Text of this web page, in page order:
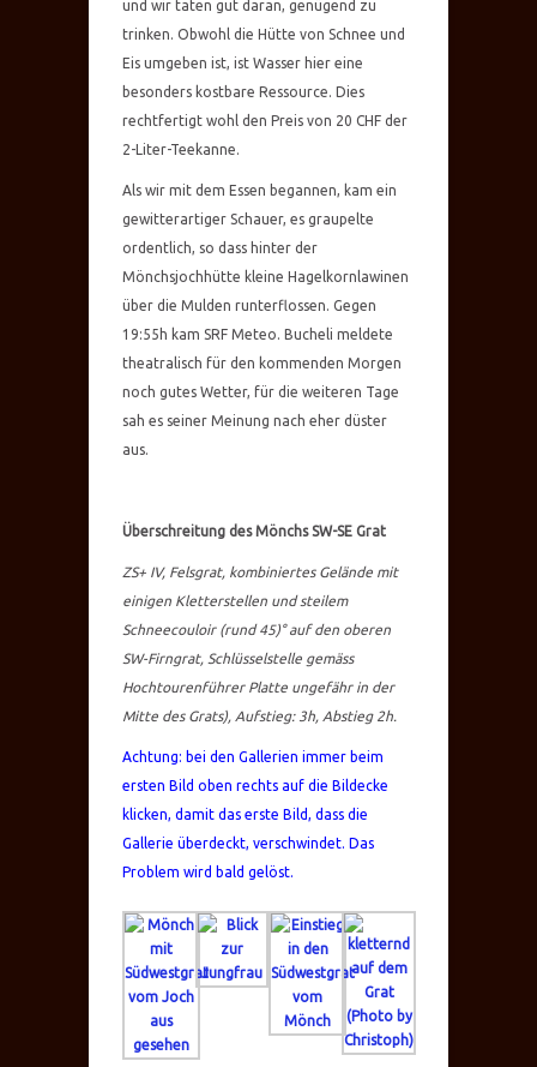
und wir taten gut daran, genügend zu
trinken. Obwohl die Hütte von Schnee und
Eis umgeben ist, ist Wasser hier eine
besonders kostbare Ressource. Dies
rechtfertigt wohl den Preis von 20 CHF der
2-Liter-Teekanne.
Als wir mit dem Essen begannen, kam ein
gewitterartiger Schauer, es graupelte
ordentlich, so dass hinter der
Mönchsjochhütte kleine Hagelkornlawinen
über die Mulden runterflossen. Gegen
19:55h kam SRF Meteo. Bucheli meldete
theatralisch für den kommenden Morgen
noch gutes Wetter, für die weiteren Tage
sah es seiner Meinung nach eher düster
aus.
Überschreitung des Mönchs SW-SE Grat
ZS+ IV, Felsgrat, kombiniertes Gelände mit
einigen Kletterstellen und steilem
Schneecouloir (rund 45)° auf den oberen
SW-Firngrat, Schlüsselstelle gemäss
Hochtourenführer Platte ungefähr in der
Mitte des Grats), Aufstieg: 3h, Abstieg 2h.
Achtung: bei den Gallerien immer beim
ersten Bild oben rechts auf die Bildecke
klicken, damit das erste Bild, dass die
Gallerie überdeckt, verschwindet. Das
Problem wird bald gelöst.